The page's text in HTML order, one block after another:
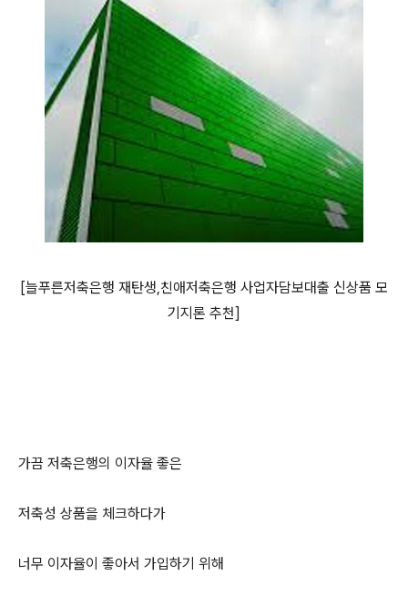
[늘푸른저축은행 재탄생,친애저축은행 사업자담보대출 신상품 모
기지론 추천]
가끔 저축은행의 이자율 좋은
저축성 상품을 체크하다가
너무 이자율이 좋아서 가입하기 위해